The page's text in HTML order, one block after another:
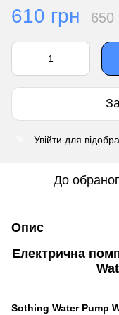
610 грн 650
Увійти для
До
Опис
Електрична
Sothing Water Pump